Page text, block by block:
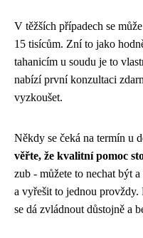
V těžších případech se
15 tisícům. Zní to jako
tahanicím u soudu je to
nabízí první konzultaci
vyzkoušet.
Někdy se čeká na termín u
věřte, že kvalitní pomoc
zub - můžete to nechat být
a vyřešit to jednou
se dá zvládnout důstojně a